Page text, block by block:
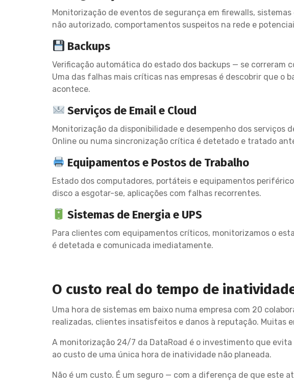
Monitorização de eventos de segurança em firewalls,
não autorizado, comportamentos suspeitos na rede e
Backups
Verificação automática do estado dos backups — se correram
Uma das falhas mais críticas nas empresas é descobrir que o
acontece.
Serviços de Email e Cloud
Monitorização da disponibilidade e desempenho dos serviços
Online ou numa sincronização crítica é detetado e tratado
Equipamentos e Postos de Trabalho
Estado dos computadores, portáteis e equipamentos
disco a esgotar-se, aplicações com falhas recorrentes.
Sistemas de Energia e UPS
Para clientes com equipamentos críticos, monitorizamos o
é detetada e comunicada imediatamente.
O custo real do tempo de
Uma hora de sistemas em baixo numa empresa com 20
realizadas, clientes insatisfeitos e danos à reputação. Muitas
A monitorização 24/7 da DataRoad é o investimento que
ao custo de uma única hora de inatividade não planeada.
Não é um custo. É um seguro — com a diferença de que este